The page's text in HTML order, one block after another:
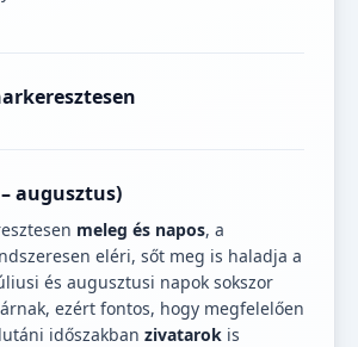
augusztus)
meleg és napos, a
eléri, sőt meg is haladja a
és augusztusi napok sokszor
ezért fontos, hogy megfelelően
időszakban zivatarok is